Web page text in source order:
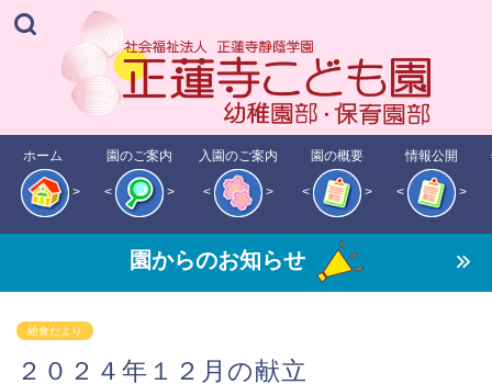
ホーム
>
園のご案内
< >
入園のご案内
< >
園の概要
< >
情報公開
< >
園からのお知らせ
給食だより
２０２４年１２月の献立